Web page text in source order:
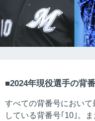
2024年現役選手の背
すべての背番号におい
している背番号｢10｣。